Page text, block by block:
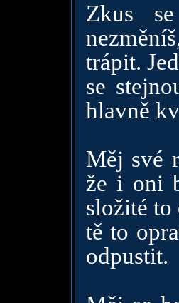
Zkus
trápit.
se
hlavně
Měj své
že i oni
složité
tě to
odpustit.